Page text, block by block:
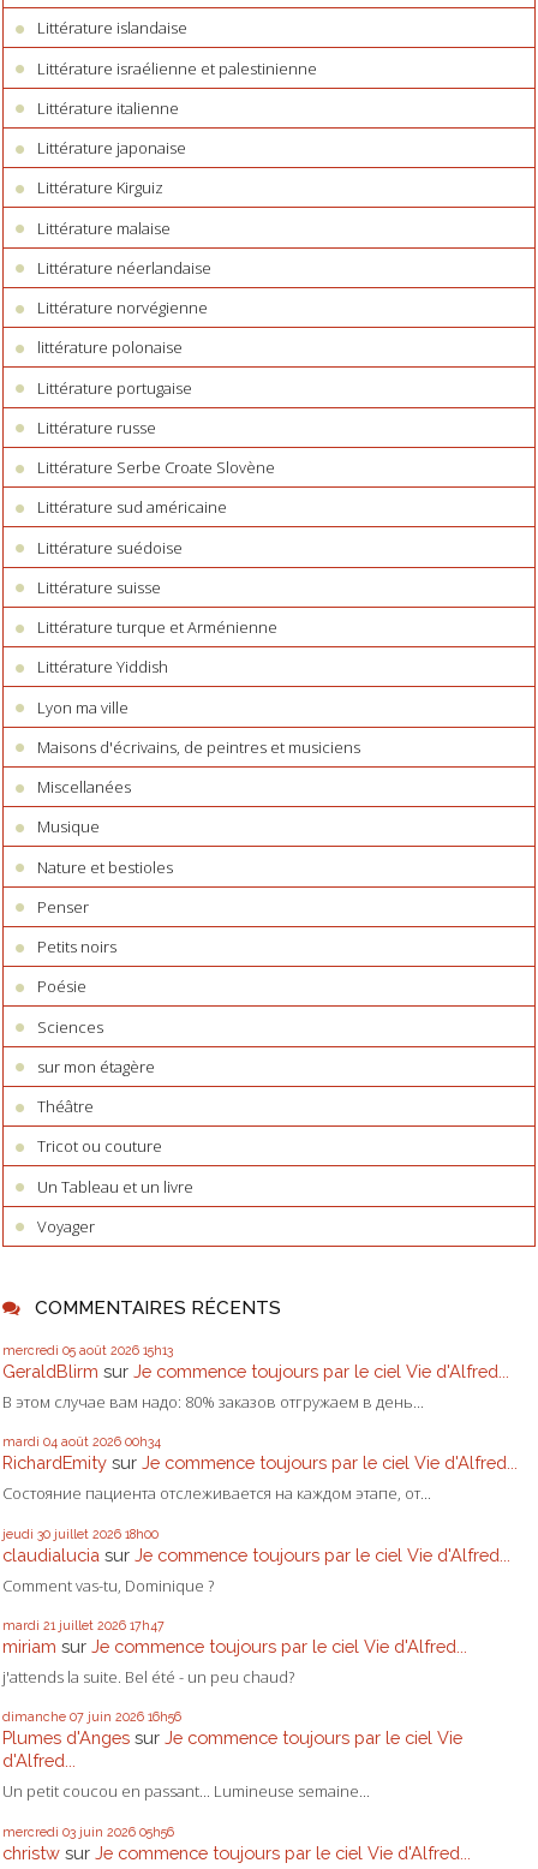
Littérature islandaise
Littérature israélienne et palestinienne
Littérature italienne
Littérature japonaise
Littérature Kirguiz
Littérature malaise
Littérature néerlandaise
Littérature norvégienne
littérature polonaise
Littérature portugaise
Littérature russe
Littérature Serbe Croate Slovène
Littérature sud américaine
Littérature suédoise
Littérature suisse
Littérature turque et Arménienne
Littérature Yiddish
Lyon ma ville
Maisons d'écrivains, de peintres et musiciens
Miscellanées
Musique
Nature et bestioles
Penser
Petits noirs
Poésie
Sciences
sur mon étagère
Théâtre
Tricot ou couture
Un Tableau et un livre
Voyager
COMMENTAIRES RÉCENTS
mercredi 05 août 2026 15h13
GeraldBlirm sur Je commence toujours par le ciel Vie d'Alfred...
В этом случае вам надо: 80% заказов отгружаем в день...
mardi 04 août 2026 00h34
RichardEmity sur Je commence toujours par le ciel Vie d'Alfred...
Состояние пациента отслеживается на каждом этапе, от...
jeudi 30 juillet 2026 18h00
claudialucia sur Je commence toujours par le ciel Vie d'Alfred...
Comment vas-tu, Dominique ?
mardi 21 juillet 2026 17h47
miriam sur Je commence toujours par le ciel Vie d'Alfred...
j'attends la suite. Bel été - un peu chaud?
dimanche 07 juin 2026 16h56
Plumes d'Anges sur Je commence toujours par le ciel Vie
d'Alfred...
Un petit coucou en passant... Lumineuse semaine...
mercredi 03 juin 2026 05h56
christw sur Je commence toujours par le ciel Vie d'Alfred...